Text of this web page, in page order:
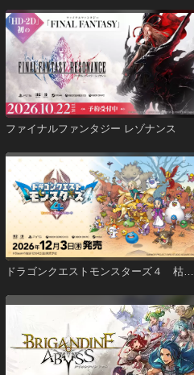
ファイナルファンタジー レゾナンス
ドラゴンクエストモンスターズ４ 枯れ